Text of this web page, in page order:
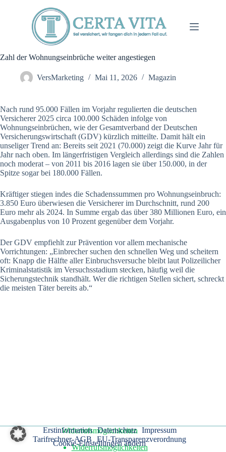
Zahl der Wohnungseinbrüche weiter angestiegen
VersMarketing Mai 11, 2026 Magazin
Nach rund 95.000 Fällen im Vorjahr regulierten die deutschen
Versicherer 2025 circa 100.000 Schäden infolge von
Wohnungseinbrüchen, wie der Gesamtverband der Deutschen
Versicherungswirtschaft (GDV) kürzlich mitteilte. Damit hält ein
unseliger Trend an: Bereits seit 2021 (70.000) zeigt die Kurve Jahr für
Jahr nach oben. Im längerfristigen Vergleich allerdings sind die Zahlen
noch moderat – von 2011 bis 2016 lagen sie über 150.000, in der
Spitze sogar bei 180.000 Fällen.
Kräftiger stiegen indes die Schadenssummen pro Wohnungseinbruch:
3.850 Euro überwiesen die Versicherer im Durchschnitt, rund 200
Euro mehr als 2024. In Summe ergab das über 380 Millionen Euro, ein
Ausgabenplus von 10 Prozent gegenüber dem Vorjahr.
Der GDV empfiehlt zur Prävention vor allem mechanische
Vorrichtungen: „Einbrecher suchen den schnellen Weg und scheitern
oft: Knapp die Hälfte aller Einbruchsversuche bleibt laut Polizeilicher
Kriminalstatistik im Versuchsstadium stecken, häufig weil die
Sicherungstechnik standhält. Wer die richtigen Stellen sichert, schreckt
die meisten Täter bereits ab.“
Erstinformation Datenschutz
Impressum
Tarifrechner-AGB
EU-Transparenzverordnung
Widerrufsmöglichkeiten
Widerrufsmöglichkeiten
Cookie-Einstellungen ändern